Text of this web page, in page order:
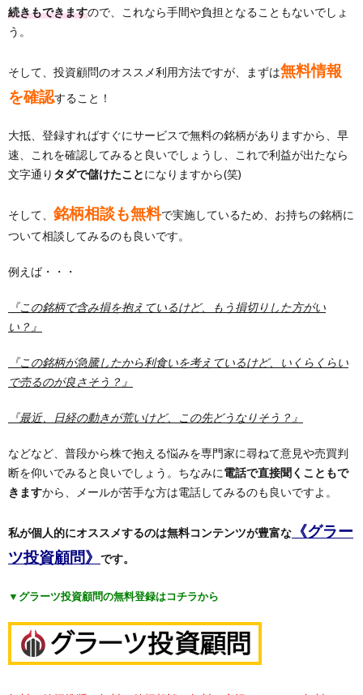
続きもできますので、これなら手間や負担となることもないでしょ
う。
そして、投資顧問のオススメ利用方法ですが、まずは無料情報
を確認すること！
大抵、登録すればすぐにサービスで無料の銘柄がありますから、早
速、これを確認してみると良いでしょうし、これで利益が出たなら
文字通り タダで儲けたことになりますから(笑)
そして、 銘柄相談も無料で実施しているため、お持ちの銘柄に
ついて相談してみるのも良いです。
例えば・・・
『この銘柄で含み損を抱えているけど、もう損切りした方がい
い？』
『この銘柄が急騰したから利食いを考えているけど、いくらくらい
で売るのが良さそう？』
『最近、日経の動きが荒いけど、この先どうなりそう？』
などなど、普段から株で抱える悩みを専門家に尋ねて意見や売買判
断を仰いでみると良いでしょう。ちなみに電話で直接聞くこともで
きますから、メールが苦手な方は電話してみるのも良いですよ。
私が個人的にオススメするのは無料コンテンツが豊富な 《グラー
ツ投資顧問》 です。
▼グラーツ投資顧問の無料登録はコチラから